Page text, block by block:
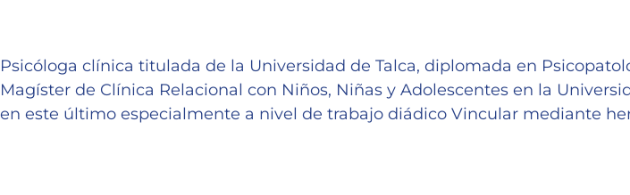
Psicóloga clínica titulada de la Universidad de Talca, diplomada en
Magíster de Clínica Relacional con Niños, Niñas y Adolescentes en la
en este último especialmente a nivel de trabajo diádico Vincular mediante